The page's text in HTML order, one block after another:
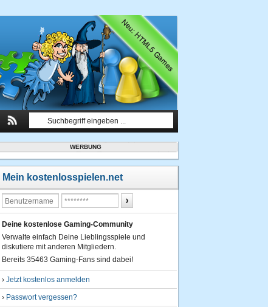
WERBUNG
Mein kostenlosspielen.net
Deine kostenlose Gaming-Community
Verwalte einfach Deine Lieblingsspiele und
diskutiere mit anderen Mitgliedern.
Bereits 35463 Gaming-Fans sind dabei!
› Jetzt kostenlos anmelden
› Passwort vergessen?